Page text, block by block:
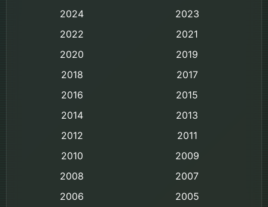
2024
2023
2022
2021
2020
2019
2018
2017
2016
2015
2014
2013
2012
2011
2010
2009
2008
2007
2006
2005